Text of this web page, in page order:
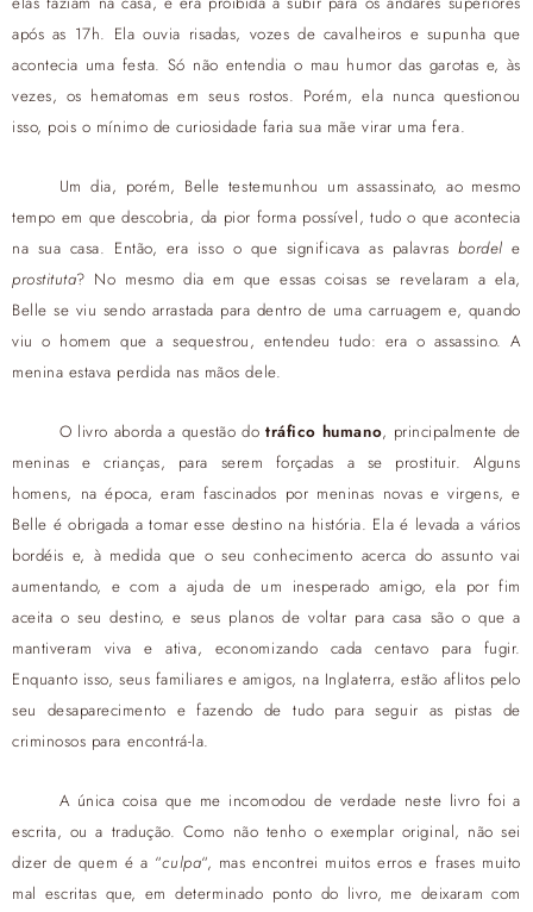
após as 17h. Ela ouvia risadas, vozes de cavalheiros e supunha que
acontecia uma festa. Só não entendia o mau humor das garotas e, às
vezes, os hematomas em seus rostos. Porém, ela nunca questionou
isso, pois o mínimo de curiosidade faria sua mãe virar uma fera.
Um dia, porém, Belle testemunhou um assassinato, ao mesmo
tempo em que descobria, da pior forma possível, tudo o que acontecia
na sua casa. Então, era isso o que significava as palavras bordel e
prostituta? No mesmo dia em que essas coisas se revelaram a ela,
Belle se viu sendo arrastada para dentro de uma carruagem e, quando
viu o homem que a sequestrou, entendeu tudo: era o assassino. A
menina estava perdida nas mãos dele.
O livro aborda a questão dotráfico humano, principalmente de
meninas e crianças, para serem forçadas a se prostituir. Alguns
homens, na época, eram fascinados por meninas novas e virgens, e
Belle é obrigada a tomar esse destino na história. Ela é levada a vários
bordéis e, à medida que o seu conhecimento acerca do assunto vai
aumentando, e com a ajuda de um inesperado amigo, ela por fim
aceita o seu destino, e seus planos de voltar para casa são o que a
mantiveram viva e ativa, economizando cada centavo para fugir.
Enquanto isso, seus familiares e amigos, na Inglaterra, estão aflitos pelo
seu desaparecimento e fazendo de tudo para seguir as pistas de
criminosos para encontrá-la.
A única coisa que me incomodou de verdade neste livro foi a
escrita, ou a tradução. Como não tenho o exemplar original, não sei
dizer de quem é a “culpa“, mas encontrei muitos erros e frases muito
mal escritas que, em determinado ponto do livro, me deixaram com